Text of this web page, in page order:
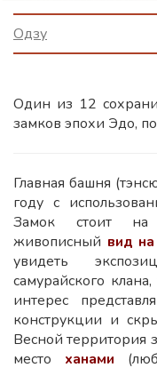
Одзу
Один из 12
замков эпохи Эдо,
Главная башня
году с
Замок стоит на
живописный вид
увидеть
самурайского
интерес
конструкции и
Весной территория
место ханами